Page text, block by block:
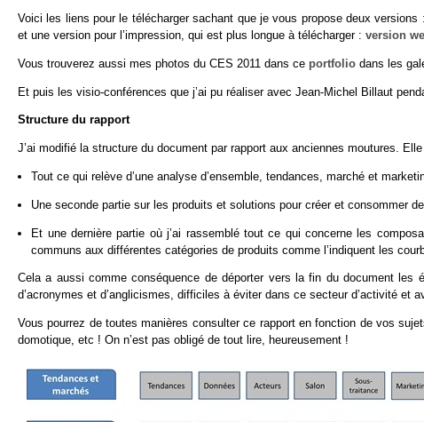
Voici les liens pour le télécharger sachant que je vous propose deux
et une version pour l’impression, qui est plus longue à télécharger : version
Vous trouverez aussi mes photos du CES 2011 dans ce portfolio dans les
Et puis les visio-conférences que j’ai pu réaliser avec Jean-Michel Billaut
Structure du rapport
J’ai modifié la structure du document par rapport aux anciennes moutures.
Tout ce qui relève d’une analyse d’ensemble, tendances, marché et
Une seconde partie sur les produits et solutions pour créer et consommer
Et une dernière partie où j’ai rassemblé tout ce qui concerne les
communs aux différentes catégories de produits comme l’indiquent les
Cela a aussi comme conséquence de déporter vers la fin du document
d’acronymes et d’anglicismes, difficiles à éviter dans ce secteur d’activité et
Vous pourrez de toutes manières consulter ce rapport en fonction de vos
domotique, etc ! On n’est pas obligé de tout lire, heureusement !